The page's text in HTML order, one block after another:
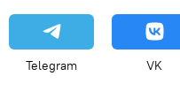
Telegram VK